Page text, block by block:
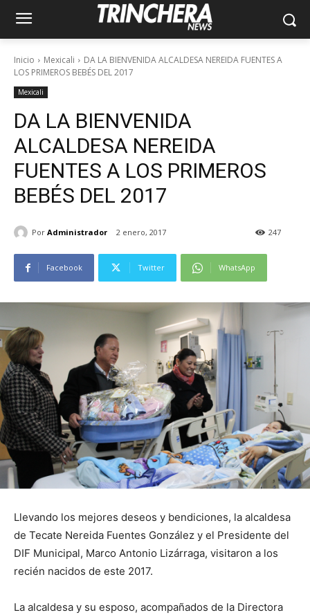
Inicio Mexicali
DA LA BIENVENIDA ALCALDESA NEREIDA FUENTES A
LOS PRIMEROS BEBÉS DEL 2017
Mexicali
DA LA BIENVENIDA
ALCALDESA NEREIDA
FUENTES A LOS PRIMEROS
BEBÉS DEL 2017
Por Administrador 2 enero, 2017 247
Facebook Twitter WhatsApp
Llevando los mejores deseos y bendiciones, la alcaldesa
de Tecate Nereida Fuentes González y el Presidente del
DIF Municipal, Marco Antonio Lizárraga, visitaron a los
recién nacidos de este 2017.
La alcaldesa y su esposo, acompañados de la Directora